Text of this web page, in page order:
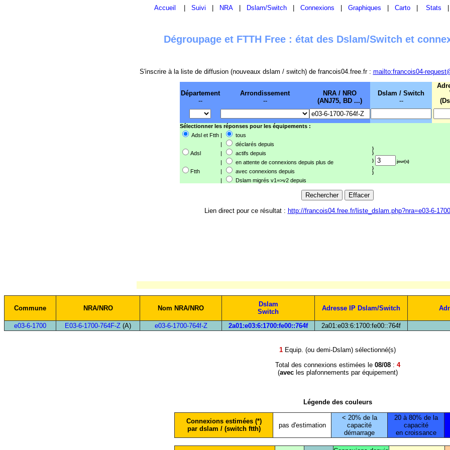
Accueil Suivi NRA Dslam/Switch Connexions Graphiques Carto Stats
Dégroupage et FTTH Free : état des Dslam/Switch et
S'inscrire à la liste de diffusion (nouveaux dslam / switch) de francois04.free.fr : mailto:francois04-
Département
--
Arrondissement
--
NRA / NRO
(ANJ75, BD ...)
Dslam / Switch
--
Sélectionner les réponses pour les équipements :
Adsl et Ftth |
tous
|
déclarés depuis
}
}
}
jour(s)
}
}
Adsl |
actifs depuis
|
en attente de connexions depuis plus de
Ftth
|
avec connexions depuis
|
Dslam migrés v1=>v2 depuis
Lien direct pour ce résultat : http://francois04.free.fr/liste_dslam.php?nra=e03-6-
Commune NRA/NRO Nom NRA/NRO
Dslam
Switch
Adresse IP Dslam/Switch
e03-6-1700
E03-6-1700-764F-Z (A) e03-6-1700-764f-Z 2a01:e03:6:1700:fe00::764f 2a01:e03:6:1700:fe00::764f
1 Equip. (ou demi-Dslam) sélectionné(s)
Total des connexions estimées le 08/08: 4
(avecles plafonnements par équipement)
Légende des couleurs
Connexions estimées (*)
par dslam / (switch ftth)
pas d'estimation
< 20% de la
capacité
démarrage
20 à 80% de la
capacité
en croissance